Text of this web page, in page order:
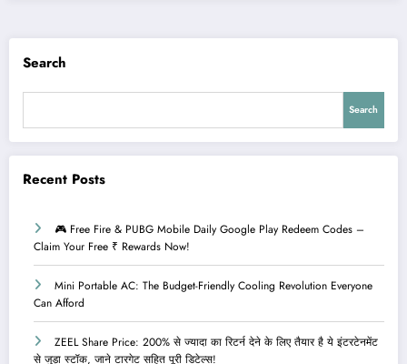
Search
Search
Recent Posts
🎮 Free Fire & PUBG Mobile Daily Google Play Redeem Codes –
Claim Your Free ₹ Rewards Now!
Mini Portable AC: The Budget-Friendly Cooling Revolution Everyone
Can Afford
ZEEL Share Price: 200% से ज्यादा का रिटर्न देने के लिए तैयार है ये इंटरटेनमेंट
से जुड़ा स्टॉक, जाने टारगेट सहित पूरी डिटेल्स!